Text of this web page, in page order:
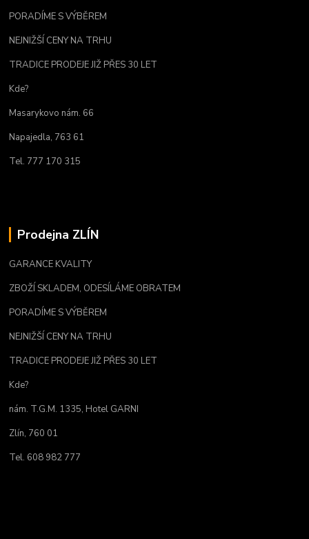
PORADÍME S VÝBĚREM
NEJNIŽŠÍ CENY NA TRHU
TRADICE PRODEJE JIŽ PŘES 30 LET
Kde?
Masarykovo nám. 66
Napajedla, 763 61
Tel. 777 170 315
Prodejna ZLÍN
GARANCE KVALITY
ZBOŽÍ SKLADEM, ODESÍLÁME OBRATEM
PORADÍME S VÝBĚREM
NEJNIŽŠÍ CENY NA TRHU
TRADICE PRODEJE JIŽ PŘES 30 LET
Kde?
nám. T.G.M. 1335, Hotel GARNI
Zlín, 760 01
Tel. 608 982 777